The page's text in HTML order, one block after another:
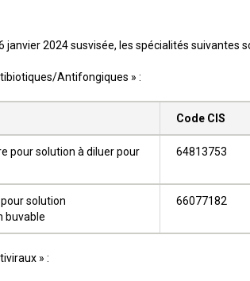
janvier 2024 susvisée, les spécialités suivantes
Antifongiques » :
Code CIS
pour solution à diluer pour
64813753
solution
buvable
66077182
» :